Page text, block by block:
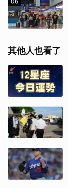
其他人也看了